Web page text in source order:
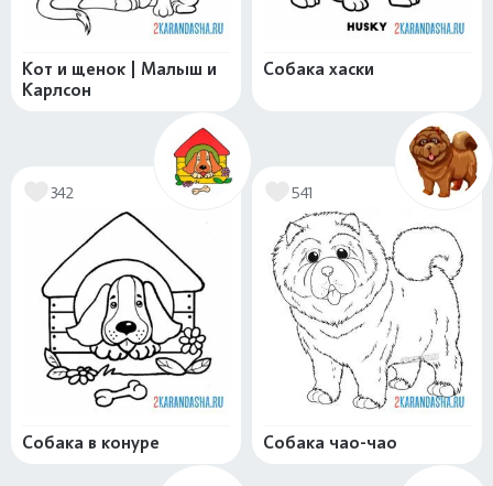
Кот и щенок | Малыш и
Карлсон
Собака хаски
342
Собака в конуре
541
Собака чао-чао